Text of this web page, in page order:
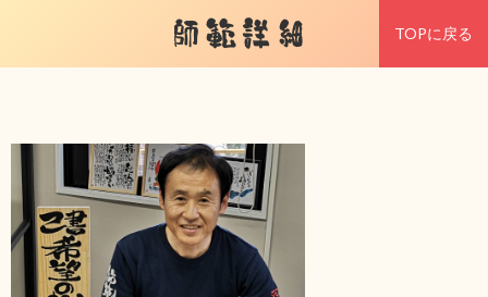
師範詳細 TOPに戻る